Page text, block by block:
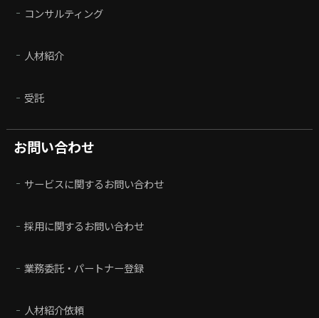
コンサルティング
人材紹介
受託
お問い合わせ
サービスに関するお問い合わせ
採用に関するお問い合わせ
業務委託・パートナー登録
人材紹介依頼